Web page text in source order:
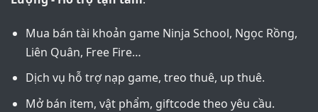
Mua bán tài khoản game Ninja School, Ngọc Rồng,
Liên Quân, Free Fire…
Dịch vụ hỗ trợ nạp game, treo thuê, up thuê.
Mở bán item, vật phẩm, giftcode theo yêu cầu.